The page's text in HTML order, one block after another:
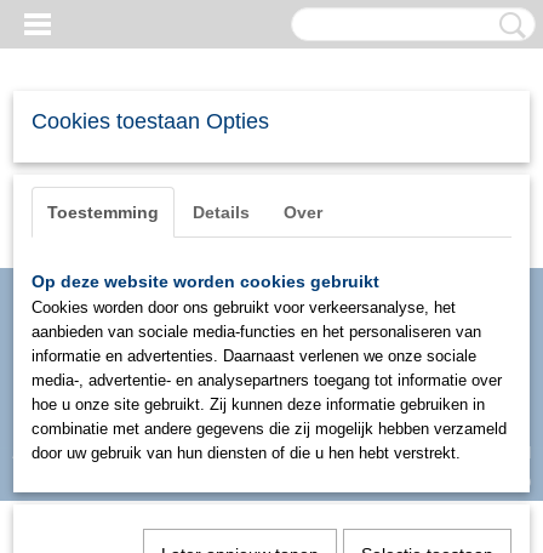
Inloggen Registreren
UW WINKELWAGEN
(0)
Cookies toestaan Opties
Toestemming Details Over
Op deze website worden cookies gebruikt
Cookies worden door ons gebruikt voor verkeersanalyse, het
aanbieden van sociale media-functies en het personaliseren van
informatie en advertenties. Daarnaast verlenen we onze sociale
media-, advertentie- en analysepartners toegang tot informatie over
hoe u onze site gebruikt. Zij kunnen deze informatie gebruiken in
combinatie met andere gegevens die zij mogelijk hebben verzameld
door uw gebruik van hun diensten of die u hen hebt verstrekt.